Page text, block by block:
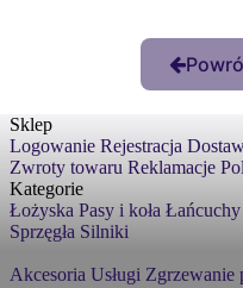
Sklep
Logowanie Rejestracja
Zwroty towaru Reklamacje
Kategorie
Łożyska Pasy i koła Łańcuchy
Sprzęgła Silniki
Akcesoria Usługi Zgrzewanie